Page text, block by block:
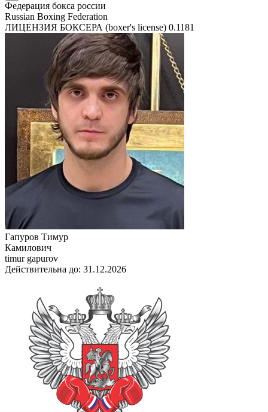
Федерация бокса россии
Russian Boxing Federation
ЛИЦЕНЗИЯ БОКСЕРА (boxer's license) 0.1181
Гапуров Тимур
Камилович
timur gapurov
Действительна до: 31.12.2026